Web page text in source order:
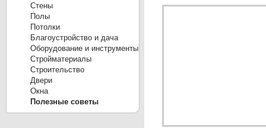
Cтены
Полы
Потолки
Благоустройство и дача
Оборудование и инструменты
Стройматериалы
Строительство
Двери
Окна
Полезные советы